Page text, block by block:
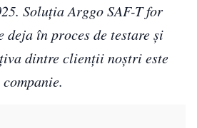
Soluția Arggo SAF-T for
deja în proces de testare și
dintre clienții noștri este